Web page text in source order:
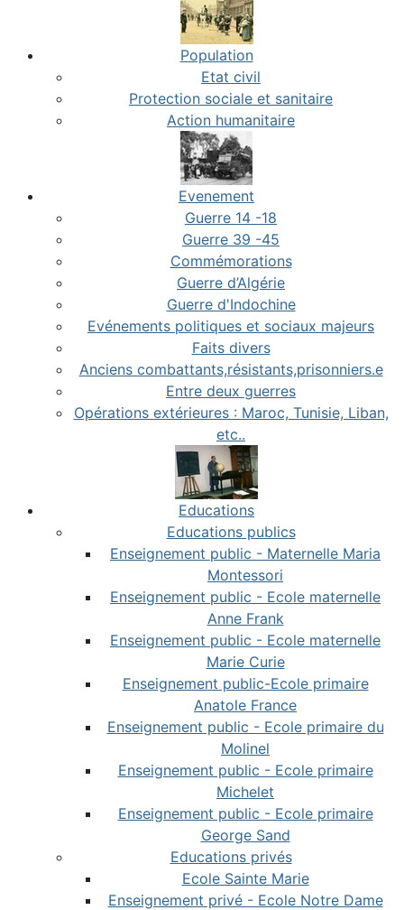
Population
Etat civil
Protection sociale et sanitaire
Action humanitaire
Evenement
Guerre 14 -18
Guerre 39 -45
Commémorations
Guerre d’Algérie
Guerre d'Indochine
Evénements politiques et sociaux majeurs
Faits divers
Anciens combattants,résistants,prisonniers.e
Entre deux guerres
Opérations extérieures : Maroc, Tunisie, Liban,
etc..
Educations
Educations publics
Enseignement public - Maternelle Maria
Montessori
Enseignement public - Ecole maternelle
Anne Frank
Enseignement public - Ecole maternelle
Marie Curie
Enseignement public-Ecole primaire
Anatole France
Enseignement public - Ecole primaire du
Molinel
Enseignement public - Ecole primaire
Michelet
Enseignement public - Ecole primaire
George Sand
Educations privés
Ecole Sainte Marie
Enseignement privé - Ecole Notre Dame